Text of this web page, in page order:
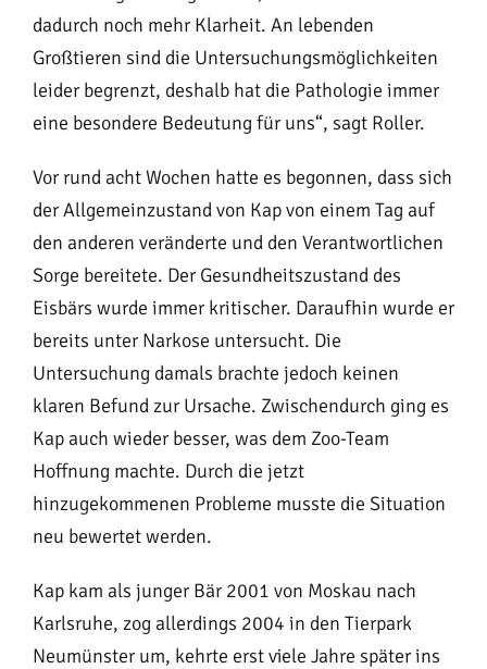
dadurch noch mehr Klarheit. An lebenden
Großtieren sind die Untersuchungsmöglichkeiten
leider begrenzt, deshalb hat die Pathologie immer
eine besondere Bedeutung für uns“, sagt Roller.
Vor rund acht Wochen hatte es begonnen, dass sich
der Allgemeinzustand von Kap von einem Tag auf
den anderen veränderte und den Verantwortlichen
Sorge bereitete. Der Gesundheitszustand des
Eisbärs wurde immer kritischer. Daraufhin wurde er
bereits unter Narkose untersucht. Die
Untersuchung damals brachte jedoch keinen
klaren Befund zur Ursache. Zwischendurch ging es
Kap auch wieder besser, was dem Zoo-Team
Hoffnung machte. Durch die jetzt
hinzugekommenen Probleme musste die Situation
neu bewertet werden.
Kap kam als junger Bär 2001 von Moskau nach
Karlsruhe, zog allerdings 2004 in den Tierpark
Neumünster um, kehrte erst viele Jahre später ins